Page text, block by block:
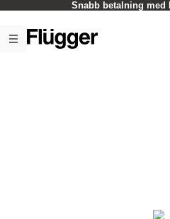
Snabb betalning med